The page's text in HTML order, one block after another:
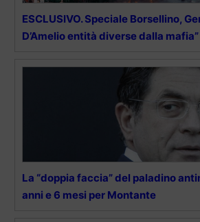
ESCLUSIVO. Speciale Borsellino,
D’Amelio entità diverse dalla mafia”
La “doppia faccia” del paladino
anni e 6 mesi per Montante